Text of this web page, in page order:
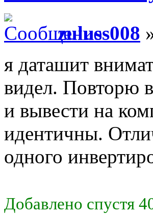
zuluss008
я даташит
видел. Повторю
и вывести на
идентичны.
одного
Добавлено спустя